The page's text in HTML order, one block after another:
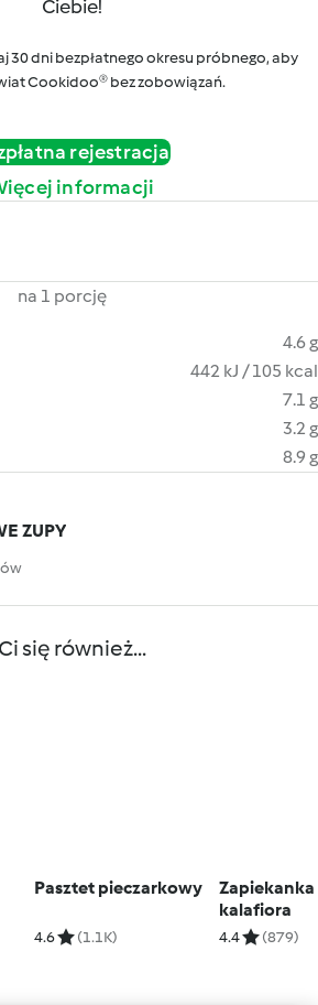
Ciebie!
30 dni bezpłatnego okresu próbnego, aby
Cookidoo® bez zobowiązań.
rejestracja
informacji
na 1 porcję
4.6 g
442 kJ / 105 kcal
7.1 g
3.2 g
8.9 g
ZUPY
się również...
Pasztet pieczarkowy
4.6 (1.1K)
Zapiekanka
kalafiora
4.4 (879)